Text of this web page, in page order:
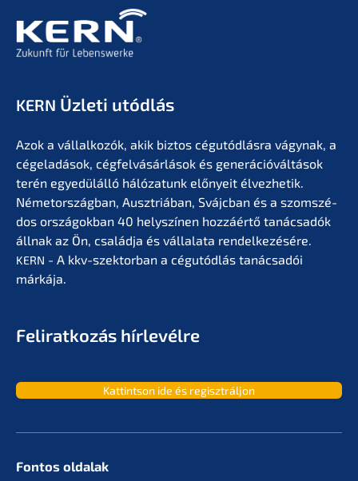
KERN Üzleti utódlás
Azok a vállal­ko­zók, akik biztos cégutód­lás­ra vágynak, a
cégela­dá­sok, cégfel­vá­sár­lá­sok és generá­ció­vál­tá­sok
terén egyedülál­ló hálóza­tunk előny­eit élvez­he­tik.
Németor­szág­ban, Ausztriá­ban, Svájc­ban és a szomszé­
dos orszá­gok­ban 40 helyszí­nen hozzá­értő tanác­sa­dók
állnak az Ön, család­ja és vállala­ta rendel­ke­zé­sé­re.
KERN - A kkv-szektor­ban a cégutód­lás tanác­sa­dói
márkája.
Feliratko­zás hírlevélre
Kattint­son ide és regisztráljon
Fontos oldalak